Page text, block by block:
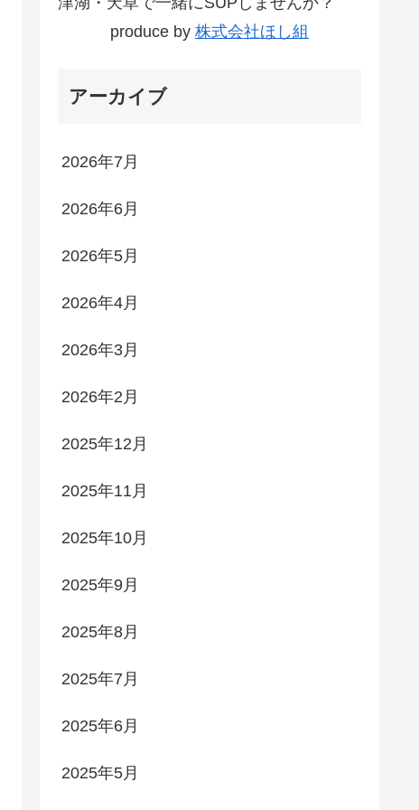
produce by 株式会社ほし組
アーカイブ
2026年7月
2026年6月
2026年5月
2026年4月
2026年3月
2026年2月
2025年12月
2025年11月
2025年10月
2025年9月
2025年8月
2025年7月
2025年6月
2025年5月